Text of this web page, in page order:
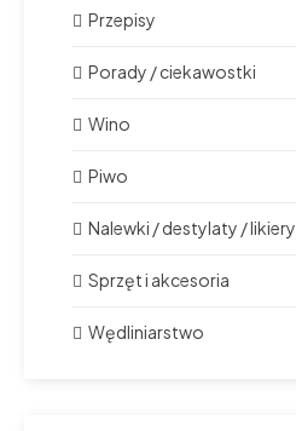
Przepisy
Porady / ciekawostki
Wino
Piwo
Nalewki / destylaty / likiery
Sprzęt i akcesoria
Wędliniarstwo